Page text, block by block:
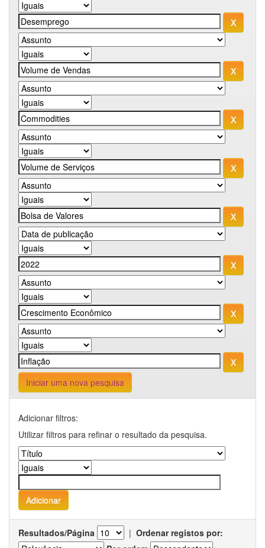
Iniciar uma nova pesquisa
Adicionar filtros:
Utilizar filtros para refinar o resultado da pesquisa.
Resultados/Página | Ordenar registos por: